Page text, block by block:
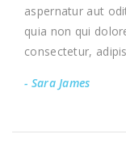
aspernatur aut
quia non qui
consectetur,
- Sara James